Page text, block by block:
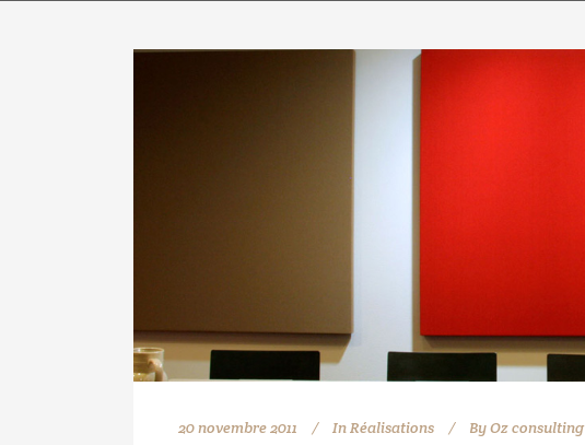
20 novembre 2011 InRéalisations ByOz consulting